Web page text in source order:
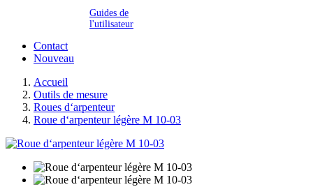
Guides de
l'utilisateur
Contact
Nouveau
Accueil
Outils de mesure
Roues d‘arpenteur
Roue d‘arpenteur légère M 10-03